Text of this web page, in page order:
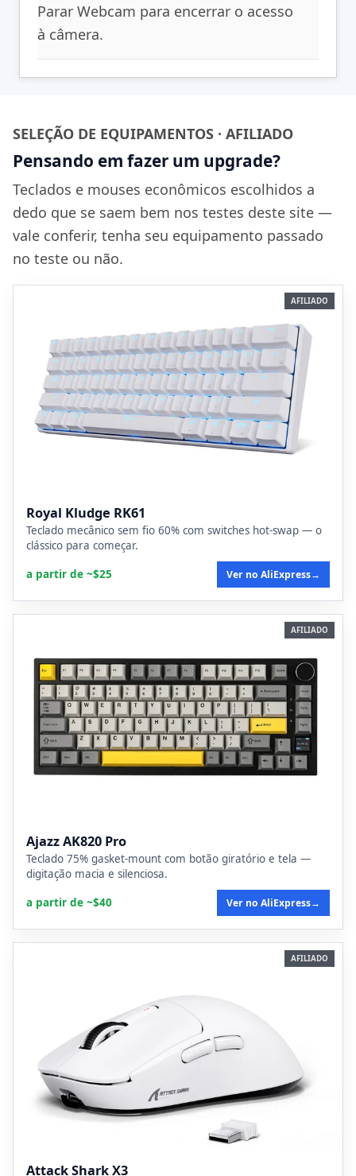
Parar Webcam para encerrar o acesso
à câmera.
SELEÇÃO DE EQUIPAMENTOS · AFILIADO
Pensando em fazer um upgrade?
Teclados e mouses econômicos escolhidos a
dedo que se saem bem nos testes deste site —
vale conferir, tenha seu equipamento passado
no teste ou não.
AFILIADO
Royal Kludge RK61
Teclado mecânico sem fio 60% com switches hot-swap — o
clássico para começar.
a partir de ~$25
Ver no AliExpress→
AFILIADO
Ajazz AK820 Pro
Teclado 75% gasket-mount com botão giratório e tela —
digitação macia e silenciosa.
a partir de ~$40
Ver no AliExpress→
AFILIADO
Attack Shark X3